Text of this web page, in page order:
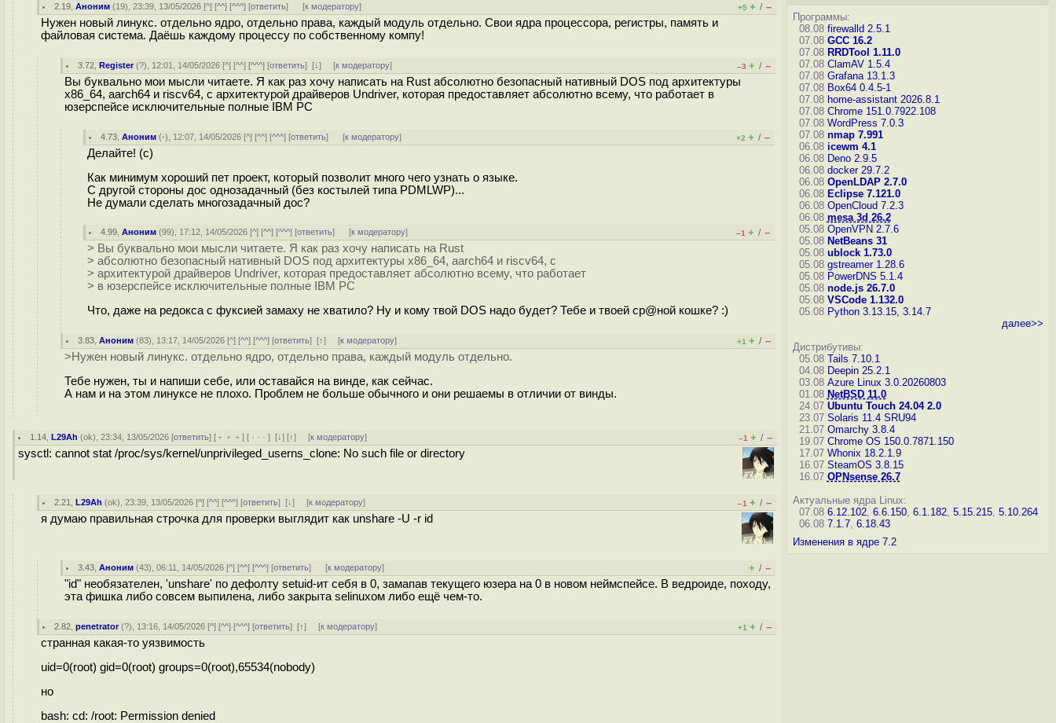
2.19 ,Аноним (19), 23:39, 13/05/2026 [^] [^^] [^^^] [ответить] [к модератору] +5 + / –
Нужен новый линукс. отдельно ядро, отдельно права, каждый модуль отдельно. Свои ядра процессора, регистры, память и
файловая система. Даёшь каждому процессу по собственному компу!
3.72 ,Register(?), 12:01, 14/05/2026 [^] [^^] [^^^] [ответить][↓] [к модератору] –3 + / –
Вы буквально мои мысли читаете. Я как раз хочу написать на Rust абсолютно безопасный нативный DOS под архитектуры
x86_64, aarch64 и riscv64, с архитектурой драйверов Undriver, которая предоставляет абсолютно всему, что работает в
юзерспейсе исключительные полные IBM PC
4.73 ,Аноним (-), 12:07, 14/05/2026 [^] [^^] [^^^] [ответить] [к модератору] +2 + / –
Делайте! (с)
Как минимум хороший пет проект, который позволит много чего узнать о языке.
С другой стороны дос однозадачный (без костылей типа PDMLWP)...
Не думали сделать многозадачный дос?
4.99 ,Аноним (99), 17:12, 14/05/2026 [^] [^^] [^^^] [ответить] [к модератору] –1 + / –
> Вы буквально мои мысли читаете. Я как раз хочу написать на Rust
> абсолютно безопасный нативный DOS под архитектуры x86_64, aarch64 и riscv64, с
> архитектурой драйверов Undriver, которая предоставляет абсолютно всему, что работает
> в юзерспейсе исключительные полные IBM PC
Что, даже на редокса с фуксией замаху не хватило? Ну и кому твой DOS надо будет? Тебе и твоей ср@ной кошке? :)
3.83 ,Аноним (83), 13:17, 14/05/2026 [^] [^^] [^^^] [ответить][↑] [к модератору] +1 + / –
>Нужен новый линукс. отдельно ядро, отдельно права, каждый модуль отдельно.
Тебе нужен, ты и напиши себе, или оставайся на винде, как сейчас.
А нам и на этом линуксе не плохо. Проблем не больше обычного и они решаемы в отличии от винды.
1.14 ,L29Ah (ok), 23:34, 13/05/2026 [ответить] [ ﹢﹢﹢] [ · · ·][↓] [↑] [к модератору] –1 + / –
sysctl: cannot stat /proc/sys/kernel/unprivileged_userns_clone: No such file or directory
2.21 ,L29Ah (ok), 23:39, 13/05/2026 [^] [^^] [^^^] [ответить][↓] [к модератору] –1 + / –
я думаю правильная строчка для проверки выглядит как unshare -U -r id
3.43 ,Аноним (43), 06:11, 14/05/2026 [^] [^^] [^^^] [ответить] [к модератору] + / –
"id" необязателен, 'unshare' по дефолту setuid-ит себя в 0, замапав текущего юзера на 0 в новом неймспейсе. В ведроиде, походу,
эта фишка либо совсем выпилена, либо закрыта selinuxом либо ещё чем-то.
2.82 ,penetrator(?), 13:16, 14/05/2026 [^] [^^] [^^^] [ответить][↑] [к модератору] +1 + / –
странная какая-то уязвимость
uid=0(root) gid=0(root) groups=0(root),65534(nobody)
но
bash: cd: /root: Permission denied
Программы:
08.08 firewalld 2.5.1
07.08 GCC 16.2
07.08 RRDTool 1.11.0
07.08 ClamAV 1.5.4
07.08 Grafana 13.1.3
07.08 Box64 0.4.5-1
07.08 home-assistant 2026.8.1
07.08 Chrome 151.0.7922.108
07.08 WordPress 7.0.3
07.08 nmap 7.991
06.08 icewm 4.1
06.08 Deno 2.9.5
06.08 docker 29.7.2
06.08 OpenLDAP 2.7.0
06.08 Eclipse 7.121.0
06.08 OpenCloud 7.2.3
06.08 mesa 3d 26.2
05.08 OpenVPN 2.7.6
05.08 NetBeans 31
05.08 ublock 1.73.0
05.08 gstreamer 1.28.6
05.08 PowerDNS 5.1.4
05.08 node.js 26.7.0
05.08 VSCode 1.132.0
05.08 Python 3.13.15, 3.14.7
далее>>
Дистрибутивы:
05.08 Tails 7.10.1
04.08 Deepin 25.2.1
03.08 Azure Linux 3.0.20260803
01.08 NetBSD 11.0
24.07 Ubuntu Touch 24.04 2.0
23.07 Solaris 11.4 SRU94
21.07 Omarchy 3.8.4
19.07 Chrome OS 150.0.7871.150
17.07 Whonix 18.2.1.9
16.07 SteamOS 3.8.15
16.07 OPNsense 26.7
Актуальные ядра Linux:
07.08 6.12.102, 6.6.150, 6.1.182, 5.15.215, 5.10.264
06.08 7.1.7, 6.18.43
Изменения в ядре 7.2